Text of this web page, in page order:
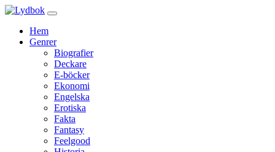
Hem
Genrer
Biografier
Deckare
E-böcker
Ekonomi
Engelska
Erotiska
Fakta
Fantasy
Feelgood